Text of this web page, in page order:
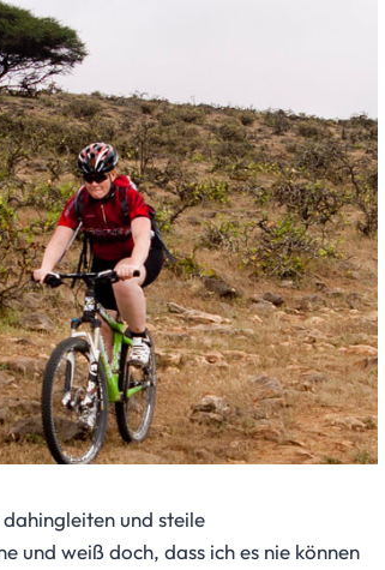
und steile
und weiß doch, dass ich es nie können